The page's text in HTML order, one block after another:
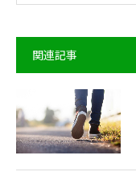
関連記事